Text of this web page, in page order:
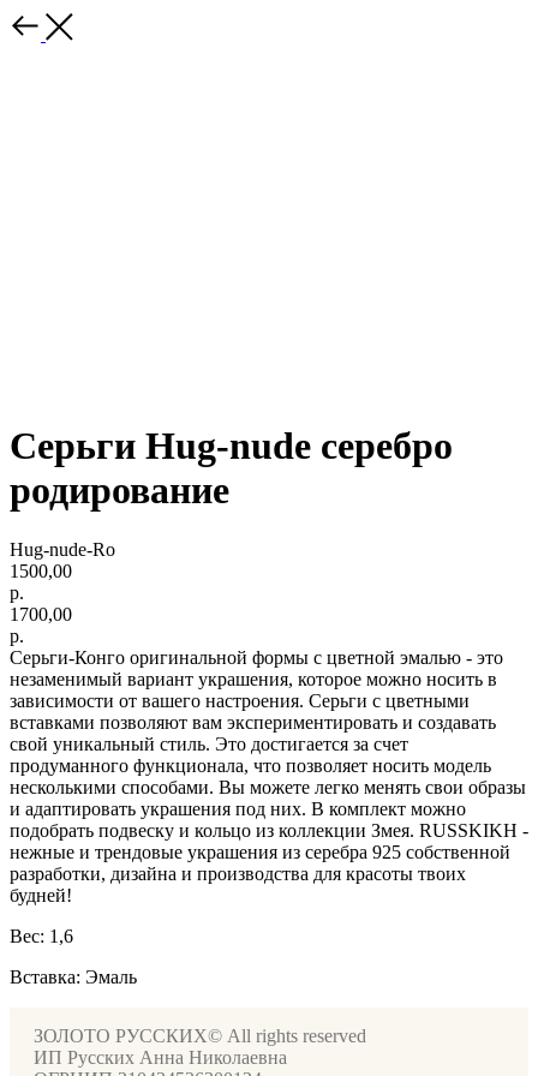
Серьги Hug-nude серебро
родирование
Hug-nude-Ro
1500,00
р.
1700,00
р.
Серьги-Конго оригинальной формы с цветной эмалью - это
незаменимый вариант украшения, которое можно носить в
зависимости от вашего настроения. Серьги с цветными
вставками позволяют вам экспериментировать и создавать
свой уникальный стиль. Это достигается за счет
продуманного функционала, что позволяет носить модель
несколькими способами. Вы можете легко менять свои образы
и адаптировать украшения под них. В комплект можно
подобрать подвеску и кольцо из коллекции Змея. RUSSKIKH -
нежные и трендовые украшения из серебра 925 собственной
разработки, дизайна и производства для красоты твоих
будней!
Вес: 1,6
Вставка: Эмаль
ЗОЛОТО РУССКИХ© All rights reserved
ИП Русских Анна Николаевна